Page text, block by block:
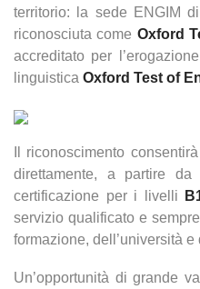
territorio: la sede ENGIM
riconosciuta come Oxford
accreditato per
linguistica Oxford Test of
Il riconoscimento
direttamente, a partire da
certificazione per i livelli
servizio qualificato e
formazione, dell’università e
Un’opportunità di grande